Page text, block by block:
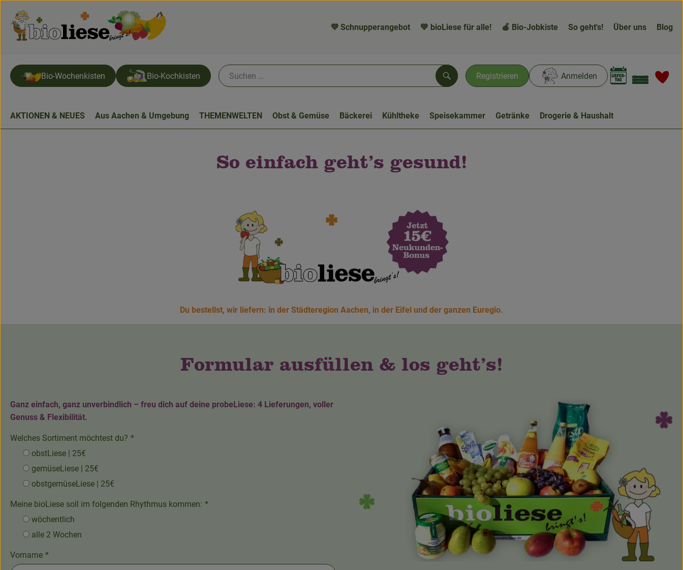
💜 Schnupperangebot 💚 bioLiese für alle! 🍎 Bio-Jobkiste So geht's! Über uns Blog
Registrieren Anmelden
Suchen
Bio-Wochenkisten Bio-Kochkisten
AKTIONEN & NEUES Aus Aachen & Umgebung THEMENWELTEN Obst & Gemüse Bäckerei Kühltheke Speisekammer Getränke Drogerie & Haushalt
So einfach geht’s gesund!
Du bestellst, wir liefern: in der Städteregion Aachen, in der Eifel und der ganzen Euregio.
Formular ausfüllen & los geht’s!
Ganz einfach, ganz unverbindlich – freu dich auf deine probeLiese: 4 Lieferungen, voller
Genuss & Flexibilität.
Welches Sortiment möchtest du? *
obstLiese | 25€
gemüseLiese | 25€
obstgemüseLiese | 25€
Meine bioLiese soll im folgenden Rhythmus kommen: *
wöchentlich
alle 2 Wochen
Vorname *